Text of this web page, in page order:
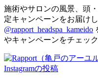
施術やサロンの風景、頭
定キャンペーンをお届けし
@rapport_headspa_kameido
やキャンペーンをチェッ